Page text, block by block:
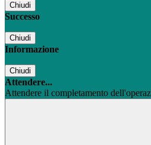
Chiudi
Successo
Chiudi
Informazione
Chiudi
Attendere...
Attendere il completamento